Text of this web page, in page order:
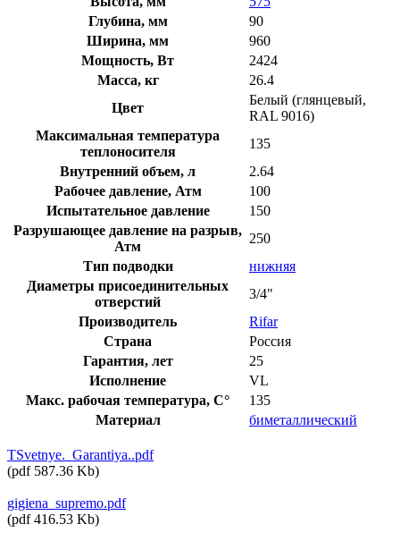
Глубина, мм
90
Ширина, мм
960
Мощность, Вт
2424
Масса, кг
26.4
Цвет
Белый (глянцевый,
RAL 9016)
Максимальная температура
теплоносителя
135
Внутренний объем, л
2.64
Рабочее давление, Атм
100
Испытательное давление
150
Разрушающее давление на разрыв,
Атм
250
Тип подводки
нижняя
Диаметры присоединительных
отверстий
3/4"
Производитель
Rifar
Страна
Россия
Гарантия, лет
25
Исполнение
VL
Макс. рабочая температура, C°
135
Материал
биметаллический
TSvetnye._Garantiya..pdf
(pdf 587.36 Kb)
gigiena_supremo.pdf
(pdf 416.53 Kb)